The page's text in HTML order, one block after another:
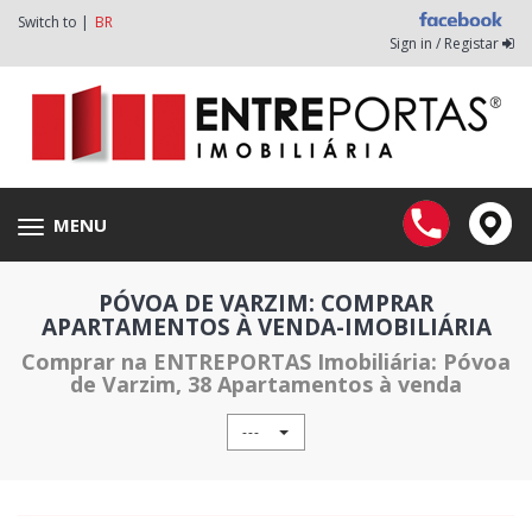
Switch to | BR
Sign in / Registar
Toggle
navigation
MENU
PÓVOA DE VARZIM: COMPRAR
APARTAMENTOS À VENDA-IMOBILIÁRIA
Comprar na ENTREPORTAS Imobiliária: Póvoa
de Varzim, 38 Apartamentos à venda
---